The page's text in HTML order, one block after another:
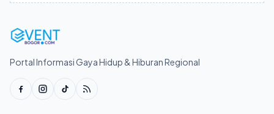
Portal Informasi Gaya Hidup & Hiburan Regional